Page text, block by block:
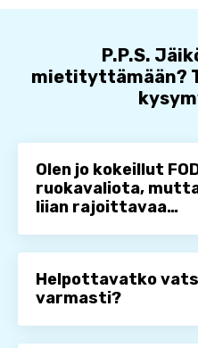
P.P.S.
mietityttämään?
Olen jo kokeillut
ruokavaliota,
liian rajoittavaa…
Helpottavatko
varmasti?